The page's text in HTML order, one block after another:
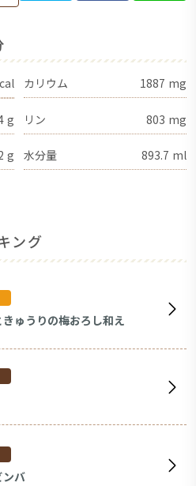
カリウム 1887 mg
g リン 803 mg
g 水分量 893.7 ml
ング
ゅうりの梅おろし和え
ンバ